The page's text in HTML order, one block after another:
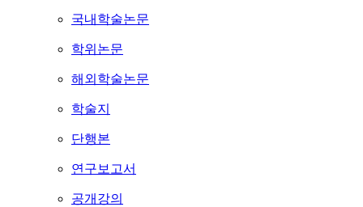
국내학술논문
학위논문
해외학술논문
학술지
단행본
연구보고서
공개강의